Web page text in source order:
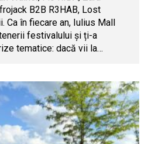
B2B R3HAB, Lost
Ca în fiecare an, Iulius Mall
festivalului și ți-a
tematice: dacă vii la…